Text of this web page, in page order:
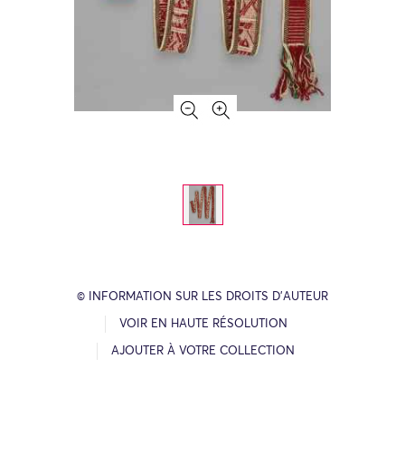
© INFORMATION SUR LES DROITS D’AUTEUR
VOIR EN HAUTE RÉSOLUTION
AJOUTER À VOTRE COLLECTION